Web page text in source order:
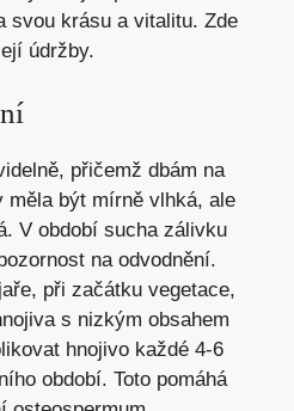
svou krásu a vitalitu. Zde
údržby.
přičemž dbám na
měla být mírně vlhká, ale
V období sucha zálivku
na odvodnění.
při začátku vegetace,
s nizkým obsahem
hnojivo každé 4-6
období. Toto pomáhá